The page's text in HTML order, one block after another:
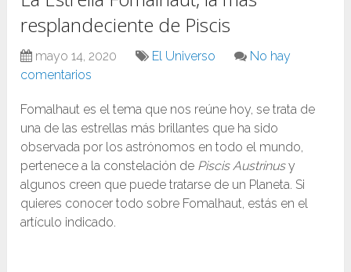
resplandeciente de Piscis
mayo 14, 2020 El Universo
No hay
comentarios
Fomalhaut es el tema que nos reúne hoy, se trata de
una de las estrellas más brillantes que ha sido
observada por los astrónomos en todo el mundo,
pertenece a la constelación de Piscis Austrinusy
algunos creen que puede tratarse de un Planeta. Si
quieres conocer todo sobre Fomalhaut, estás en el
artículo indicado.